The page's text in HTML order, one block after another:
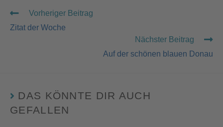
Vorheriger Beitrag
Zitat der Woche
Nächster Beitrag
Auf der schönen blauen Donau
DAS KÖNNTE DIR AUCH
GEFALLEN